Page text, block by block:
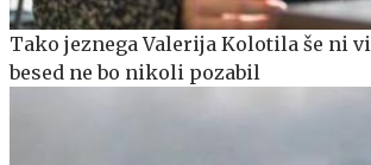
Tako jeznega Valerija Kolotila še ni
besed ne bo nikoli pozabil